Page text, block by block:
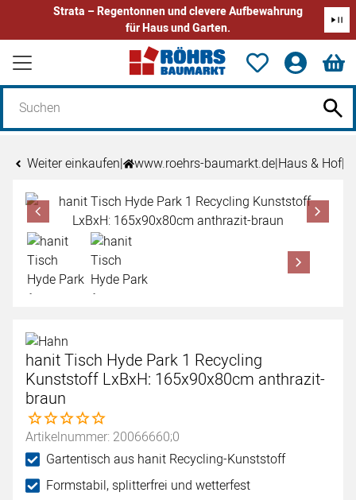
Strata – Regentonnen und clevere Aufbewahrung
für Haus und Garten.
Zum Hauptinhalt springen
Weiter einkaufen| www.roehrs-baumarkt.de|Haus & Hof|
Produktgalerie
Zur Kaufbox springen
hanit Tisch Hyde Park 1 Recycling
Kunststoff LxBxH: 165x90x80cm anthrazit-
braun
Noch keine Bewertungen abgegeben
Artikelnummer: 20066660;0
Gartentisch aus hanit Recycling-Kunststoff
Formstabil, splitterfrei und wetterfest